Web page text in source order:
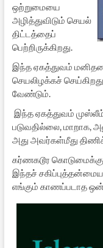
ஒற்றுமையை
அழித்துவிடும் செயல்
திட்டத்தைப்
பெற்றிருக்கிறது.
இந்த ஏகத்துவம்
செயலிழக்கச்
வேண்டும்.
இந்த ஏகத்துவம்
படுவதில்லை, மாறாக,
அது அவர்கள்மீது
கர்ணகடூர
இந்தச்
எங்கும் காணப்படாத